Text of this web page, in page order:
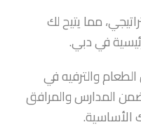
2 بموقع استراتيجي، مما يتيح لك
في دبي.
والترفيه في
المدارس والمرافق
الأساسية.